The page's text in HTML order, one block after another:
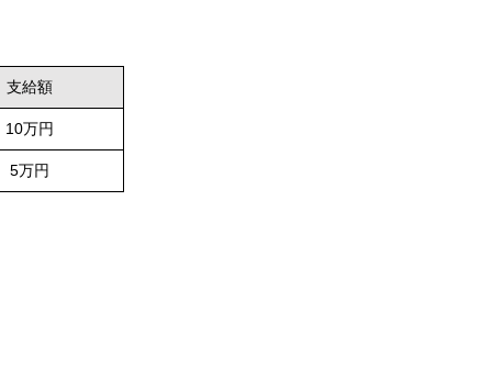
支給額
10万円
5万円